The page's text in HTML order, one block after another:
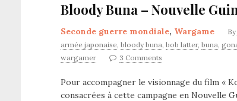
Bloody Buna – Nouvelle
Seconde guerre mondiale, Wargame By
armée japonaise, bloody buna, bob latter, buna,
wargamer
3 Comments
Pour accompagner le visionnage du film «
consacrées à cette campagne en Nouvelle